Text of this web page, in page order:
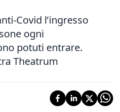
Covid l’ingresso
ogni
potuti entrare.
Theatrum